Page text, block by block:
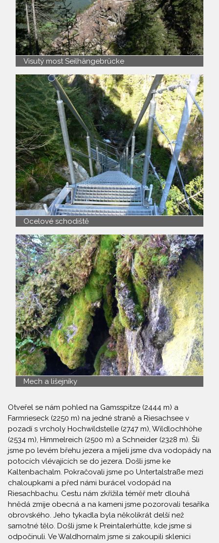
Visutý most Seilhängebrücke
Ocelové schodiště
Mech a lišejníky
Otveřel se nám pohled na Gamsspitze (2444 m) a
Farmrieseck (2250 m) na jedné straně a Riesachsee v
pozadí s vrcholy Hochwildstelle (2747 m), Wildlochhöhe
(2534 m), Himmelreich (2500 m) a Schneider (2328 m). Šli
jsme po levém břehu jezera a míjeli jsme dva vodopády na
potocích vlévajících se do jezera. Došli jsme ke
Kaltenbachalm. Pokračovali jsme po Untertalstraße mezi
chaloupkami a před námi burácel vodopád na
Riesachbachu. Cestu nám zkřížila téměř metr dlouhá
hnědá zmije obecná a na kameni jsme pozorovali tesaříka
obrovského. Jeho tykadla byla několikrát delší než
samotné tělo. Došli jsme k Preintalerhütte, kde jsme si
odpočinuli. Ve Waldhornalm jsme si zakoupili sklenici